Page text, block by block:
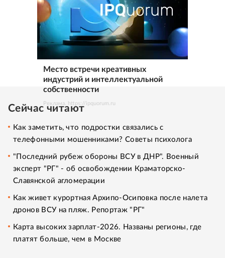
Место встречи креативных
индустрий и интеллектуальной
собственности
Реклама. https://ipquorum.ru
Сейчас читают
Как заметить, что подростки связались с
телефонными мошенниками? Советы психолога
"Последний рубеж обороны ВСУ в ДНР". Военный
эксперт "РГ" - об освобождении Краматорско-
Славянской агломерации
Как живет курортная Архипо-Осиповка после налета
дронов ВСУ на пляж. Репортаж "РГ"
Карта высоких зарплат-2026. Названы регионы, где
платят больше, чем в Москве